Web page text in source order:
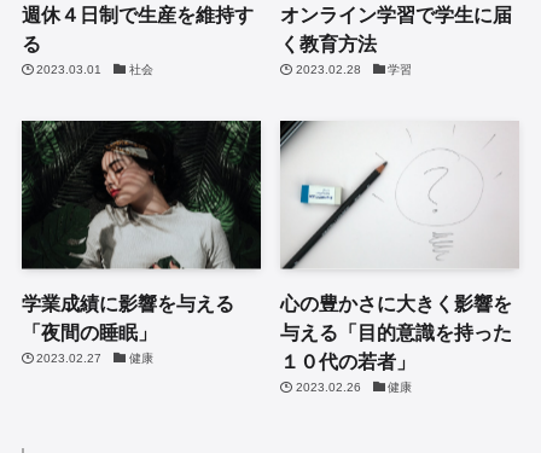
週休４日制で生産を維持す
る
2023.03.01 社会
オンライン学習で学生に届
く教育方法
2023.02.28 学習
学業成績に影響を与える
「夜間の睡眠」
2023.02.27 健康
心の豊かさに大きく影響を
与える「目的意識を持った
１０代の若者」
2023.02.26 健康